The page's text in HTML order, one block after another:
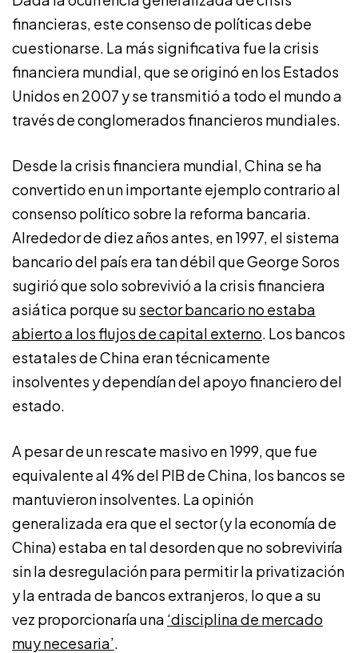
financieras, este consenso de políticas debe
cuestionarse. La más significativa fue la crisis
financiera mundial, que se originó en los Estados
Unidos en 2007 y se transmitió a todo el mundo a
través de conglomerados financieros mundiales.
Desde la crisis financiera mundial, China se ha
convertido en un importante ejemplo contrario al
consenso político sobre la reforma bancaria.
Alrededor de diez años antes, en 1997, el sistema
bancario del país era tan débil que George Soros
sugirió que solo sobrevivió a la crisis financiera
asiática porque su sector bancario no estaba
abierto a los flujos de capital externo. Los bancos
estatales de China eran técnicamente
insolventes y dependían del apoyo financiero del
estado.
A pesar de un rescate masivo en 1999, que fue
equivalente al 4% del PIB de China, los bancos se
mantuvieron insolventes. La opinión
generalizada era que el sector (y la economía de
China) estaba en tal desorden que no sobreviviría
sin la desregulación para permitir la privatización
y la entrada de bancos extranjeros, lo que a su
vez proporcionaría una ‘disciplina de mercado
muy necesaria’.